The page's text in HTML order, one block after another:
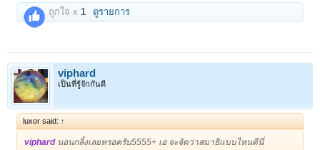
ถูกใจ x1 ดูรายการ
viphard
เป็นที่รู้จักกันดี
luxor said: ↑
viphardนอนกลิ้งเลยหรอครับ5555+ เอ จะจัดว่าสมาธิแบบไหนดีนี่